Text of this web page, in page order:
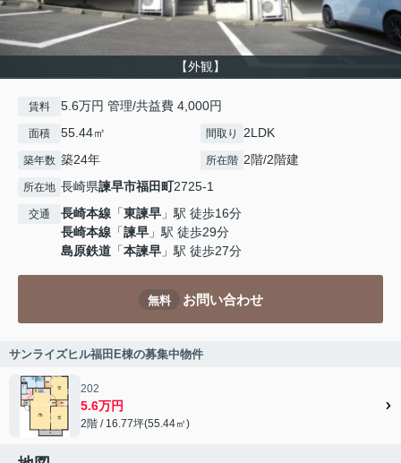
【外観】
賃料 5.6万円 管理/共益費 4,000円
面積 55.44㎡ 間取り 2LDK
築年数 築24年 所在階 2階/2階建
所在地 長崎県諫早市福田町2725-1
交通 長崎本線 「東諫早 」駅 徒歩16分
長崎本線 「諫早 」駅 徒歩29分
島原鉄道 「本諫早 」駅 徒歩27分
無料 お問い合わせ
サンライズヒル福田E棟の募集中物件
202
5.6万円
2階 / 16.77坪(55.44㎡)